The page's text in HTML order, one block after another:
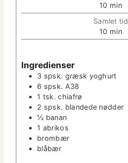
10 m
i
n
t
min
Sam­let tid
10 m
i
min
Ingre­di­enser
3 spsk. græsk yoghurt
6 spsk. A38
1 tsk. chi­afrø
2 spsk. bland­ede nødder
½ banan
1 abrikos
brom­bær
blåbær